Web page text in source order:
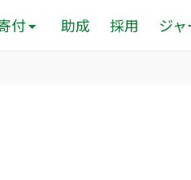
付 助成 採用 ジ